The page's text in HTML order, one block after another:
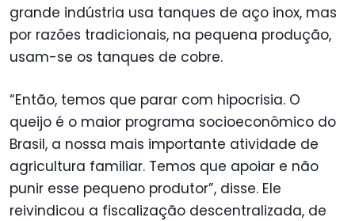
grande indústria usa tanques de aço inox, mas
por razões tradicionais, na pequena produção,
usam-se os tanques de cobre.
“Então, temos que parar com hipocrisia. O
queijo é o maior programa socioeconômico do
Brasil, a nossa mais importante atividade de
agricultura familiar. Temos que apoiar e não
punir esse pequeno produtor”, disse. Ele
reivindicou a fiscalização descentralizada, de